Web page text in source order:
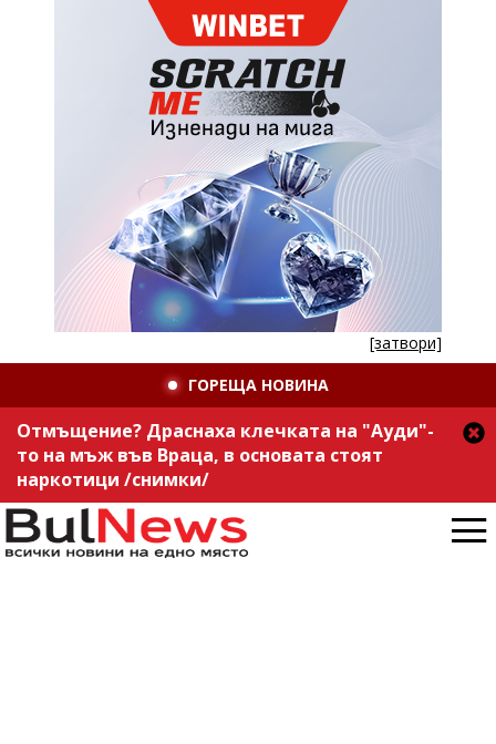
[затвори]
ГОРЕЩА НОВИНА
Отмъщение? Драснаха клечката на "Ауди"-
то на мъж във Враца, в основата стоят
наркотици /снимки/